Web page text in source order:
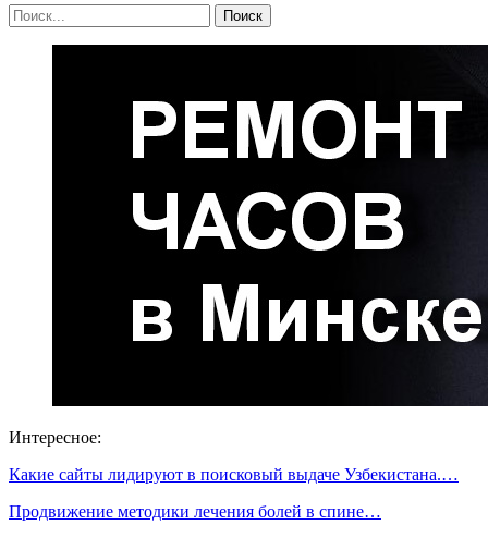
Интересное:
Какие сайты лидируют в поисковый выдаче Узбекистана.…
Продвижение методики лечения болей в спине…